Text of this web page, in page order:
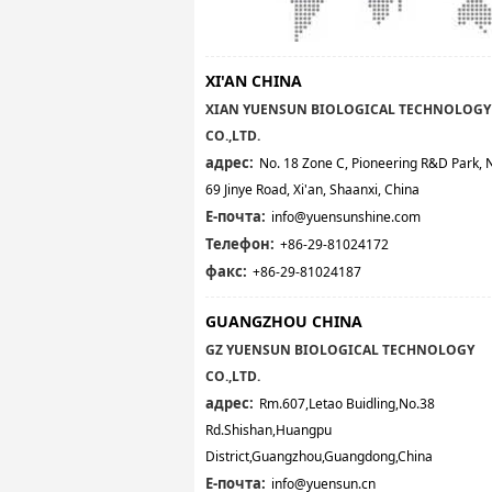
XI'AN CHINA
XIAN YUENSUN BIOLOGICAL TECHNOLOGY
CO.,LTD.
адрес: No. 18 Zone C, Pioneering R&D Park,
69 Jinye Road, Xi'an, Shaanxi, China
E-почта: info@yuensunshine.com
Телефон: +86-29-81024172
факс: +86-29-81024187
GUANGZHOU CHINA
GZ YUENSUN BIOLOGICAL TECHNOLOGY
CO.,LTD.
адрес: Rm.607,Letao Buidling,No.38
Rd.Shishan,Huangpu
District,Guangzhou,Guangdong,China
E-почта: info@yuensun.cn